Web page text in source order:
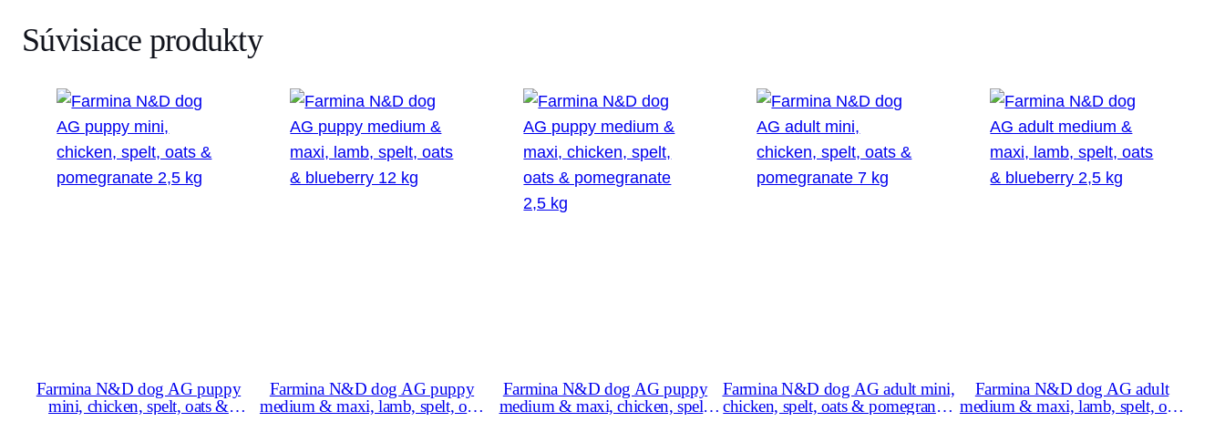
Súvisiace produkty
Farmina N&D dog AG puppy
mini, chicken, spelt, oats &
Farmina N&D dog AG puppy
medium & maxi, lamb, spelt, oats
Farmina N&D dog AG puppy
medium & maxi, chicken, spelt,
Farmina N&D dog AG adult mini,
chicken, spelt, oats & pomegranate
Farmina N&D dog AG adult
medium & maxi, lamb, spelt, oats